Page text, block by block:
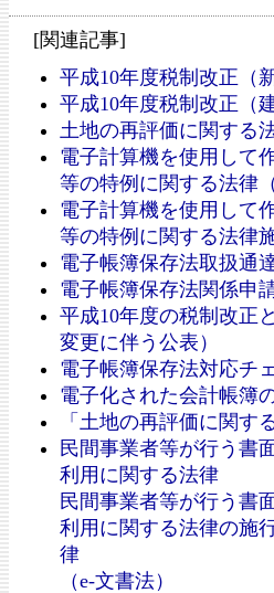
[関連記事]
平成10年度税制改正（
平成10年度税制改正（
土地の再評価に関する
電子計算機を使用して
等の特例に関する法律
電子計算機を使用して
等の特例に関する法律
電子帳簿保存法取扱通
電子帳簿保存法関係申
平成10年度の税制改正
変更に伴う公表）
電子帳簿保存法対応チ
電子化された会計帳簿
「土地の再評価に関す
民間事業者等が行う書
利用に関する法律
民間事業者等が行う書
利用に関する法律の施
律
（e-文書法）